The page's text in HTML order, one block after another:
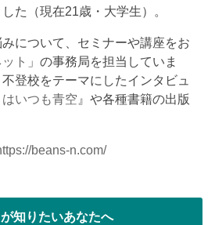
た（現在21歳・大学生）。
について、セミナーや講座をお
ト 」の事務局を担当していま
登校をテーマにしたインタビュ
いつも青空 』や各種書籍の出版
beans-n.com/
知りたいあなたへ